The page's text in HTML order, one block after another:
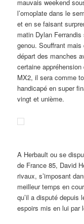
mauvais weekend
l’omoplate dans le
et en se faisant
matin Dylan
genou. Souffrant
départ des manches
certaine
MX2, il sera comme
handicapé en super
vingt et unième.
A Herbault ou se
de France 85, David
rivaux, s’imposant
meilleur temps en
qu’il a disputé depuis
espoirs mis en lui par